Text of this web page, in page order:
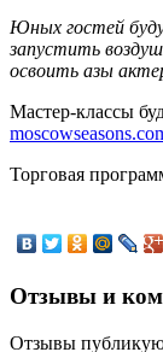
Юных гостей
запустить
освоить азы
Мастер-классы
Торговая
Отзывы и
Отзывы